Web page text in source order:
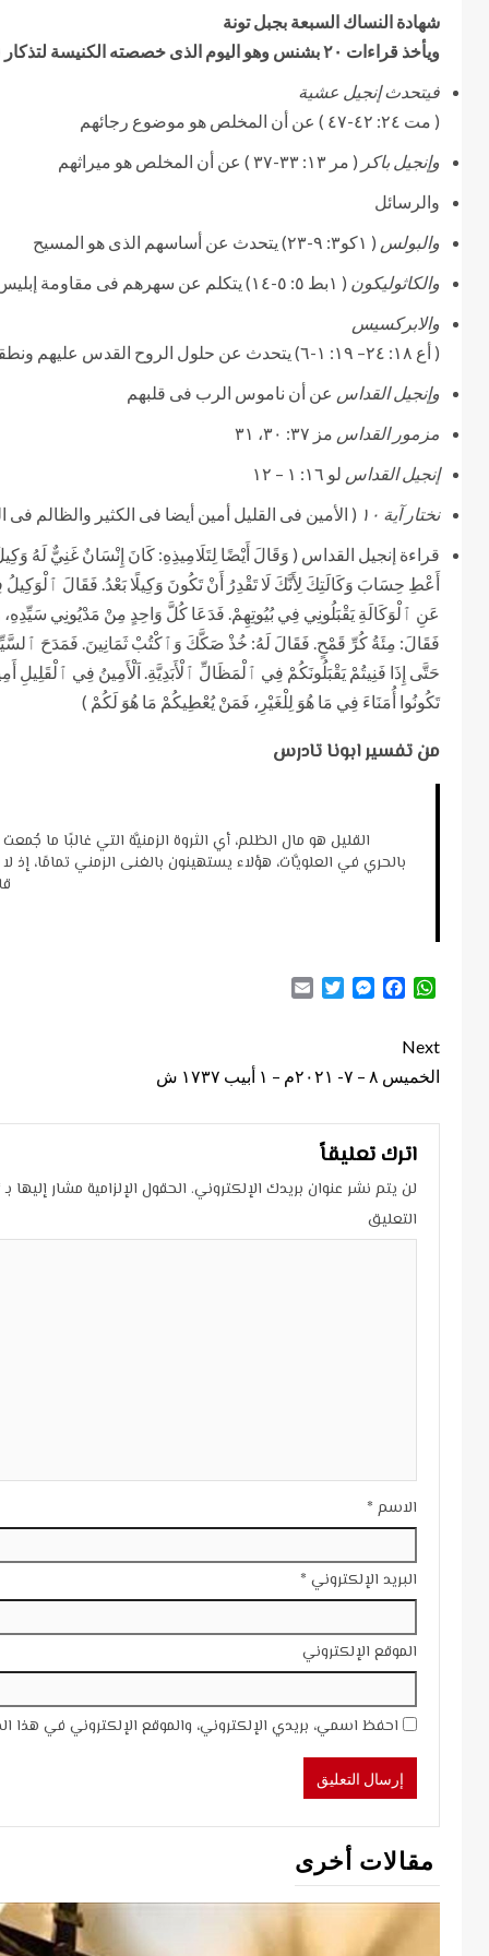
شهادة النساك السبعة بجبل تونة
ويأخذ قراءات ٢٠ بشنس وهو اليوم الذى خصصته الكنيسة لتذكار ( المتوحدين ) وتكرر ١٦ مرة
فيتحدث إنجيل عشية
( مت ٢٤: ٤٢-٤٧ ) عن أن المخلص هو موضوع رجائهم
وإنجيل باكر ( مر ١٣: ٣٣-٣٧ ) عن أن المخلص هو ميراثهم
والرسائل
والبولس ( ١كو٣: ٩-٢٣) يتحدث عن أساسهم الذى هو المسيح
والكاثوليكون ( ١بط ٥: ٥-١٤) يتكلم عن سهرهم فى مقاومة إبليس
والابركسيس
( أع ١٨: ٢٤– ١٩: ١-٦) يتحدث عن حلول الروح القدس عليهم ونطقهم بألسنة وتنبؤات
وإنجيل القداس عن أن ناموس الرب فى قلبهم
مزمور القداس مز ٣٧: ٣٠، ٣١
إنجيل القداس لو ١٦: ١ – ١٢
نختار آية ١٠
( الأمين فى القليل أمين أيضا فى الكثير والظالم فى
قراءة إنجيل القداس ( وَقَالَ أَيْضًا لِتَلَامِيذِهِ: كَانَ إِنْسَانٌ غَنِيٌّ لَهُ
أَعْطِ حِسَابَ وَكَالَتِكَ لِأَنَّكَ لَا تَقْدِرُ أَنْ تَكُونَ وَكِيلًا بَعْدُ. فَقَالَ
عَنِ ٱلْوَكَالَةِ يَقْبَلُونِي فِي بُيُوتِهِمْ. فَدَعَا كُلَّ وَاحِدٍ مِنْ مَدْيُونِي
فَقَالَ: مِئَةُ كُرِّ قَمْحٍ. فَقَالَ لَهُ: خُذْ صَكَّكَ وَٱكْتُبْ ثَمَانِينَ. فَمَدَحَ ٱلسَّيِّدُ
حَتَّى إِذَا فَنِيتُمْ يَقْبَلُونَكُمْ فِي ٱلْمَظَالِّ ٱلْأَبَدِيَّةِ. اَلْأَمِينُ فِي
تَكُونُوا أُمَنَاءَ فِي مَا هُوَ لِلْغَيْرِ، فَمَنْ يُعْطِيكُمْ مَا هُوَ لَكُمْ )
من تفسير ابونا تادرس
القليل هو مال الظلم، أي الثروة الزمنيَّة التي غالبًا ما
بالحري في العلويَّات، هؤلاء يستهينون بالغنى الزمني تمامًا،
WhatsApp
Facebook
Messenger
Twitter
Continue
Reading
Next
الخميس ٨ – ٧- ٢٠٢١م – ١ أبيب ١٧٣٧ ش
اترك تعليقاً
لن يتم نشر عنوان بريدك الإلكتروني. الحقول الإلزامية مشار إليها بـ
التعليق
الاسم *
البريد الإلكتروني *
الموقع الإلكتروني
احفظ اسمي، بريدي الإلكتروني، والموقع الإلكتروني في هذا
مقالات أخرى